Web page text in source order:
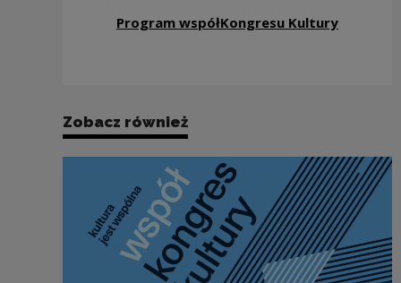
Program współKongresu Kultury
Zobacz również